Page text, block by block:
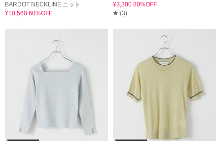
BARDOT NECKLINE ニット
¥10,560 60%OFF
¥3,300 80%OFF
(3)